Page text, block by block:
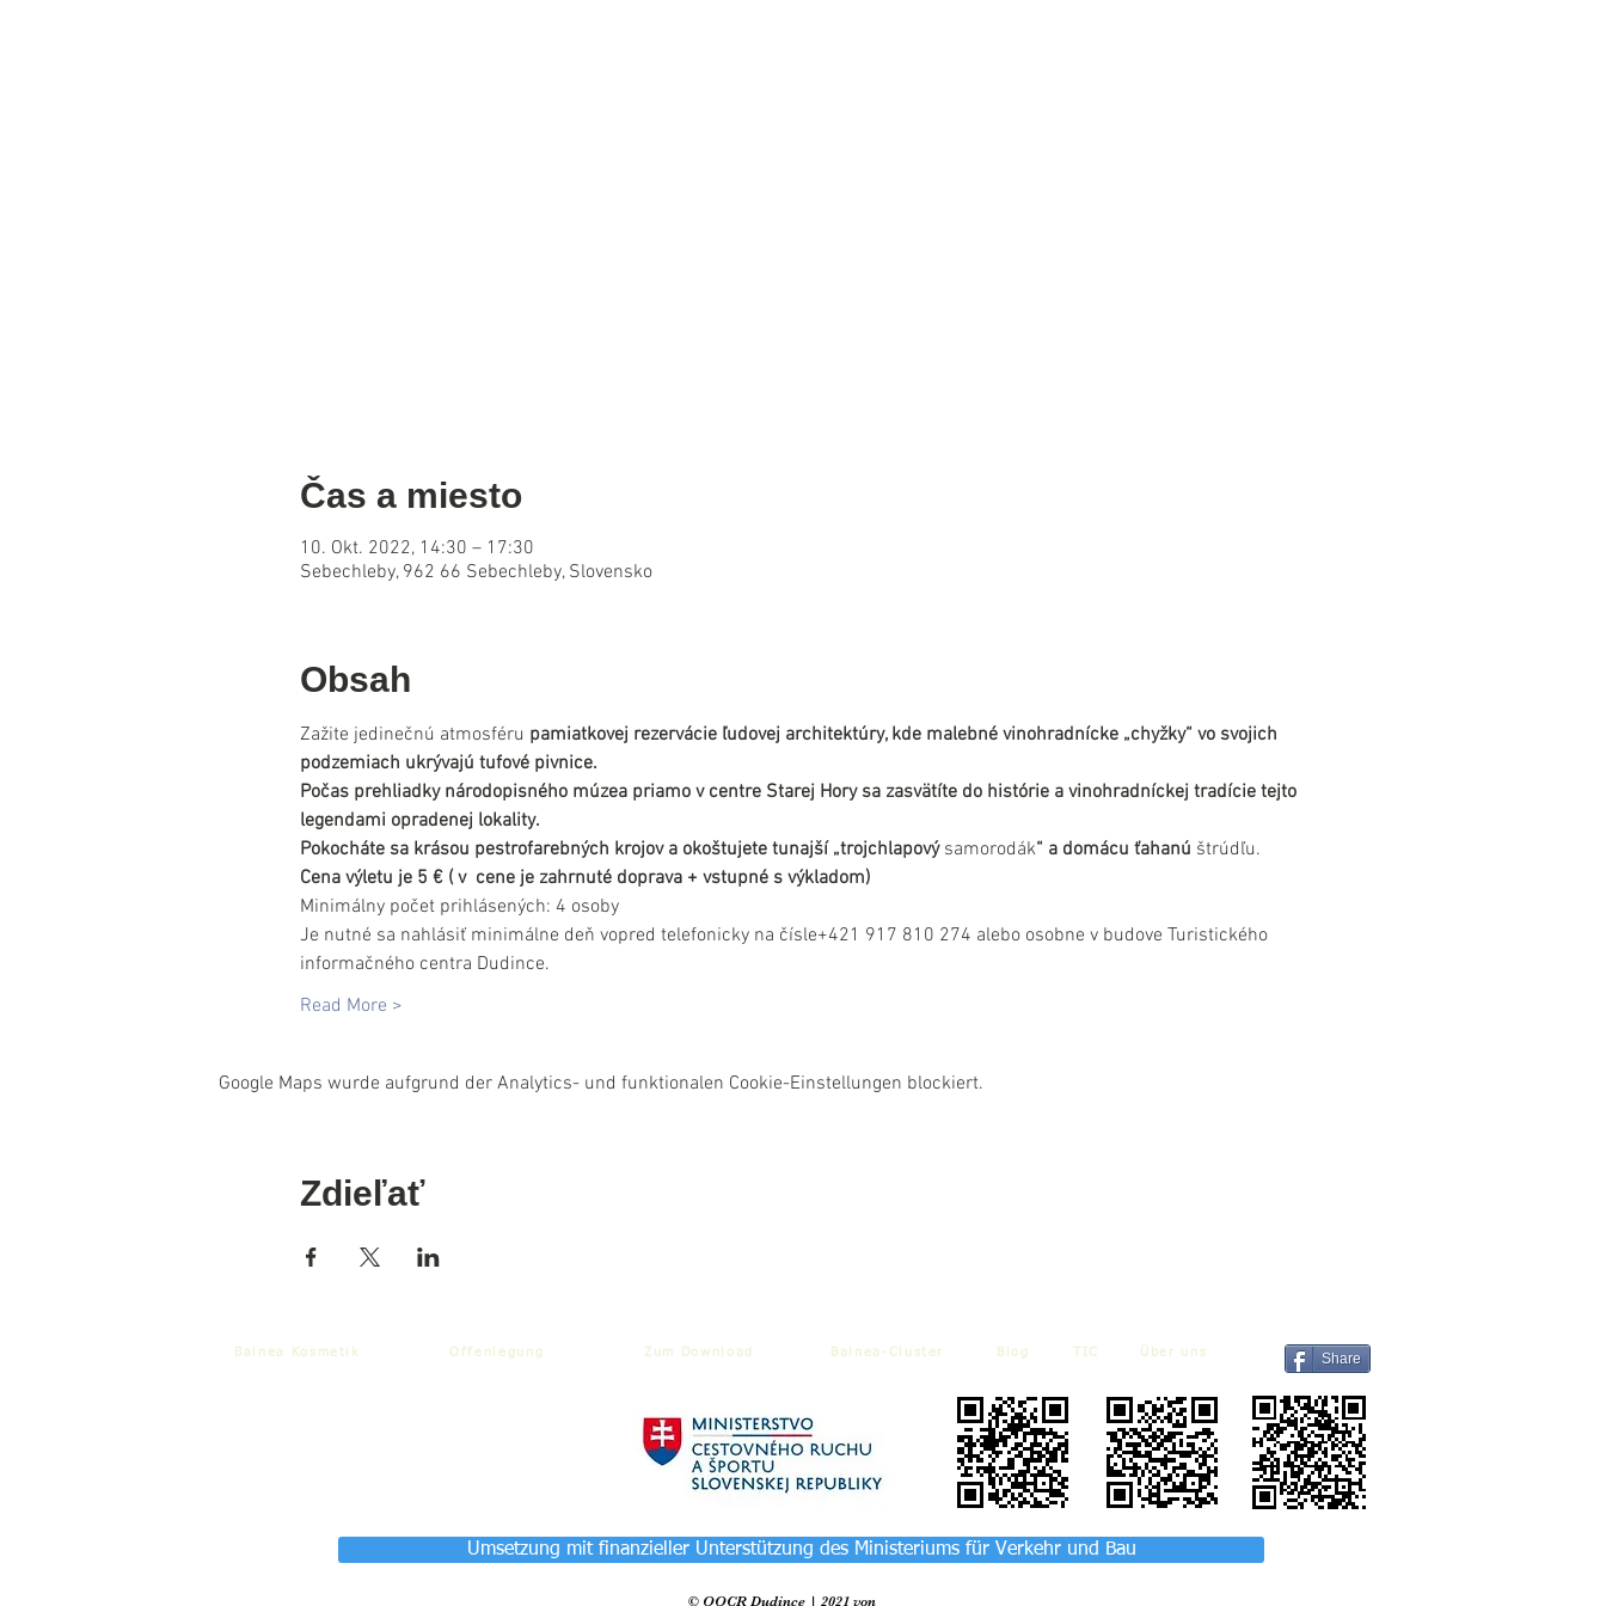
Čas a miesto
10. Okt. 2022, 14:30 – 17:30
Sebechleby, 962 66 Sebechleby, Slovensko
Obsah
Zažite jedinečnú atmosféru pamiatkovej rezervácie ľudovej architektúry, kde malebné vinohradnícke „chyžky“ vo svojich
podzemiach ukrývajú tufové pivnice.
Počas prehliadky národopisného múzea priamo v centre Starej Hory sa zasvätíte do histórie a vinohradníckej tradície tejto
legendami opradenej lokality.
Pokocháte sa krásou pestrofarebných krojov a okoštujete tunajší „trojchlapový samorodák“ a domácu ťahanú štrúdľu.
Cena výletu je 5 € ( v  cene je zahrnuté doprava + vstupné s výkladom)
Minimálny počet prihlásených: 4 osoby
Je nutné sa nahlásiť minimálne deň vopred telefonicky na čísle+421 917 810 274 alebo osobne v budove Turistického
informačného centra Dudince.
Read More >
Google Maps wurde aufgrund der Analytics- und funktionalen Cookie-Einstellungen blockiert.
Zdieľať
Balnea Kosmetik Offenlegung Zum Download Balnea-Cluster Blog TIC Über uns Share
Umsetzung mit finanzieller Unterstützung des Ministeriums für Verkehr und Bau
© OOCR Dudince | 2021 von